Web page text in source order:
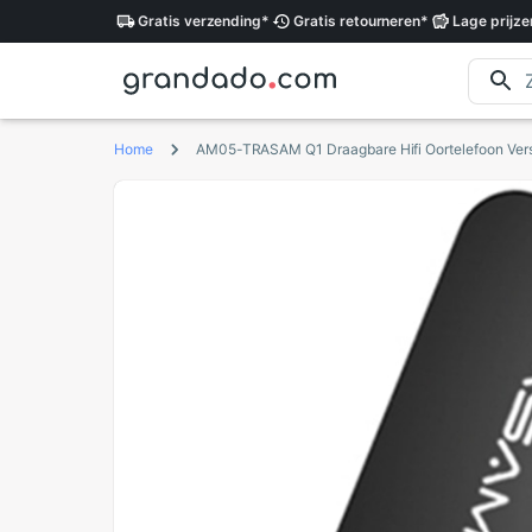
Gratis verzending* Gratis retourneren* Lage
Home